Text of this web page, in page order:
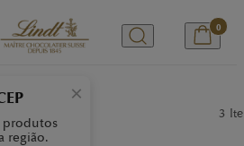
×
produtos
região.
0
3